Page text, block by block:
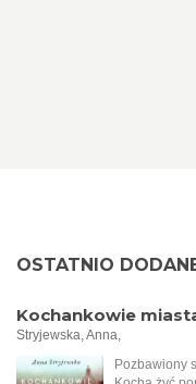
OSTATNIO
Kochankowie
Stryjewska, Anna,
Pozbawiony